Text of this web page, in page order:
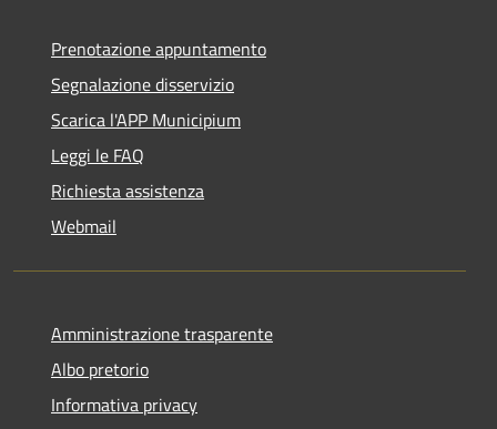
Prenotazione appuntamento
Segnalazione disservizio
Scarica l'APP Municipium
Leggi le FAQ
Richiesta assistenza
Webmail
Amministrazione trasparente
Albo pretorio
Informativa privacy